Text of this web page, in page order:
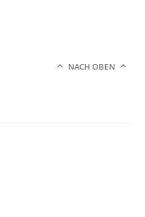
NACH OBEN